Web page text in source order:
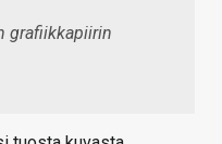
grafiikkapiirin